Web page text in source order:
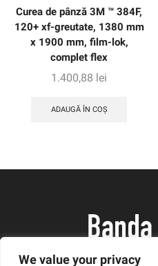
We value your privacy
Curea de pânză 3M ™ 384F,
120+ xf-greutate, 1380 mm
x 1900 mm, film-lok,
complet flex
1.400,88 lei
ADAUGĂ ÎN COȘ
România, Arad,